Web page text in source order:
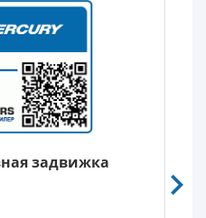
задвижка